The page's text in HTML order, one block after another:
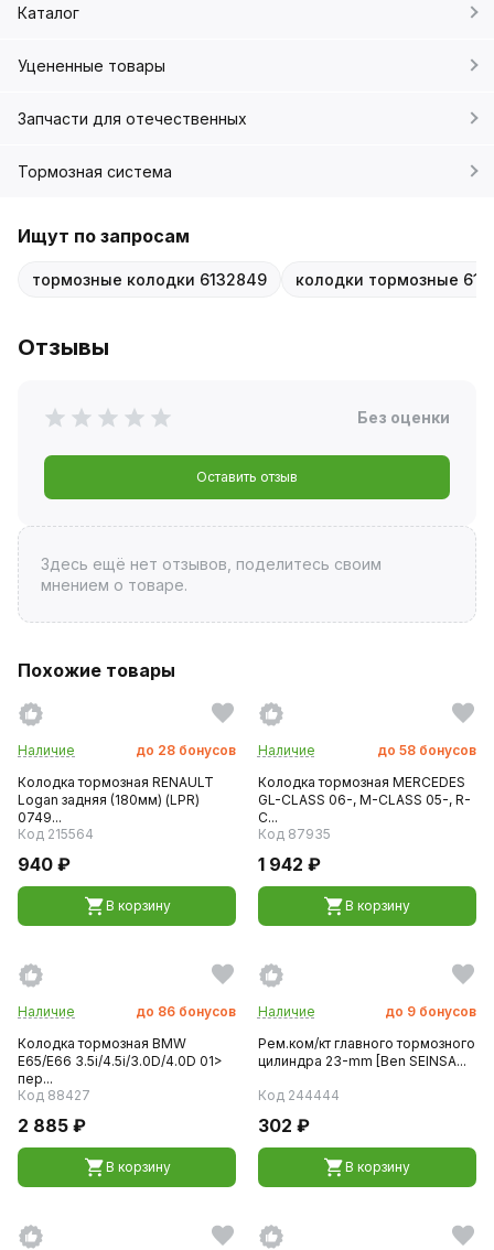
Каталог
Уцененные товары
Запчасти для отечественных
Тормозная система
Ищут по запросам
тормозные колодки 6132849 колодки тормозные
Отзывы
Без оценки
Оставить отзыв
Здесь ещё нет отзывов, поделитесь своим
мнением о товаре.
Похожие товары
Наличие до 28 бонусов
Колодка тормозная RENAULT
Logan задняя (180мм) (LPR)
0749...
Код 215564
940 ₽
В корзину
Наличие до 58 бонусов
Колодка тормозная MERCEDES
GL-CLASS 06-, M-CLASS 05-, R-
C...
Код 87935
1 942 ₽
В корзину
Наличие до 86 бонусов
Колодка тормозная BMW
E65/E66 3.5i/4.5i/3.0D/4.0D 01>
пер...
Код 88427
2 885 ₽
В корзину
Наличие до 9 бонусов
Рем.ком/кт главного тормозного
цилиндра 23-mm [Ben SEINSA...
Код 244444
302 ₽
В корзину